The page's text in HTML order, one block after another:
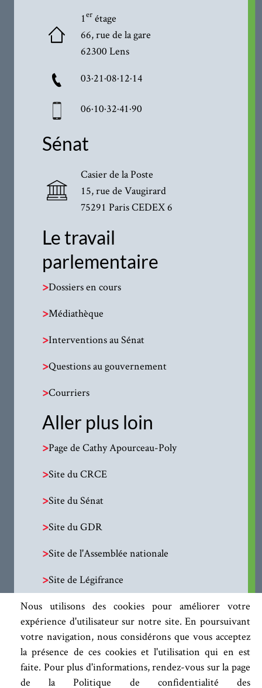
Nous utilisons des cookies pour améliorer votre
expérience d'utilisateur sur notre site. En poursuivant
votre navigation, nous considérons que vous acceptez
la présence de ces cookies et l'utilisation qui en est
faite. Pour plus d'informations, rendez-vous sur la page
de la Politique de confidentialité des
1erétage
66, rue de la gare
62300 Lens
03·21·08·12·14
06·10·32·41·90
Sénat
Casier de la Poste
15, rue de Vaugirard
75291 Paris CEDEX 6
Le travail
parlementaire
>Dossiers en cours
>Médiathèque
>Interventions au Sénat
>Questions au gouvernement
>Courriers
Aller plus loin
>Page de Cathy Apourceau-Poly
>Site du CRCE
>Site du Sénat
>Site du GDR
>Site de l'Assemblée nationale
>Site de Légifrance